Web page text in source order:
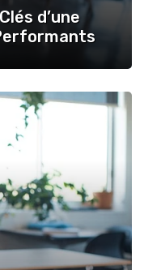
d’une